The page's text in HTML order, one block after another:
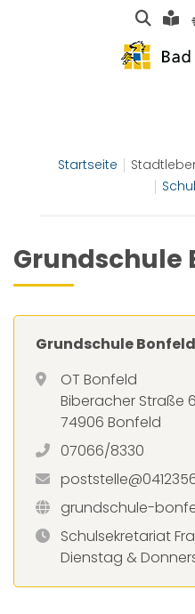
Startseite
Grundschule
Grundschule Bonfeld
OT Bonfeld
Biberacher Straße 6
74906 Bonfeld
07066/8330
grundschule-
Schulsekretariat
Dienstag &